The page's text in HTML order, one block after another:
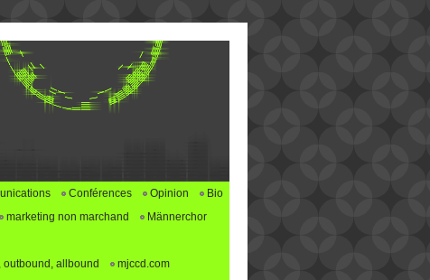
Conférences Opinion
Bio
marketing non marchand
Männerchor
outbound, allbound
mjccd.com